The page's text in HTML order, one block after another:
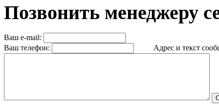
Позвонить менеджеру
Ваш e-mail:
Ваш телефон:
Адрес и текст